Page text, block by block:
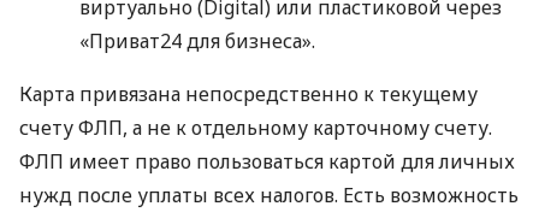
виртуально (Digital) или пластиковой через
«Приват24 для бизнеса».
Карта привязана непосредственно к текущему
счету ФЛП, а не к отдельному карточному счету.
ФЛП имеет право пользоваться картой для личных
нужд после уплаты всех налогов. Есть возможность